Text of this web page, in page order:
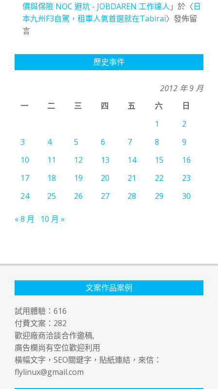
價與保險 NOC 避坑 - JOBDAREN 工作達人 」於〈日
本九州F3自駕，租車人氣首選就在Tabirai〉發佈留
言
歷史事件
2012 年 9 月
一
二 三 四 五 六
日
1
2
3
4 5 6 7 8
9
10
11 12 13 14 15
16
17
18 19 20 21 22
23
24
25 26 27 28 29 30
« 8 月 10 月 »
文案作品案例
試用體驗： 616
付費文案： 282
歡迎廠商洽談合作邀稿,
廣告欄尚有空位歡迎利用
橫幅文字，SEO關鍵字，貼紙連結，來信：
flylinux@gmail.com